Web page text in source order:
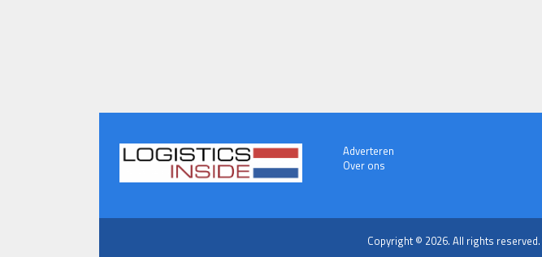
Adverteren
Over ons
Copyright © 2026. All rights reserved.